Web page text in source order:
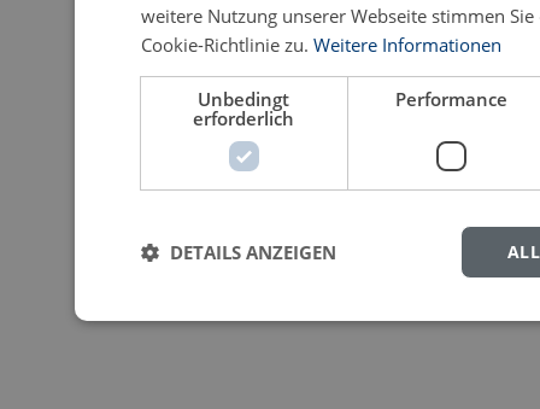
weitere Nutzung unserer Webseite stimmen
Cookie-Richtlinie zu. Weitere Informationen
Unbedingt
erforderlich
Performance
DETAILS ANZEIGEN